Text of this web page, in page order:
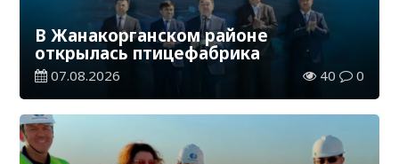
В Жанакорганском районе
открылась птицефабрика
07.08.2026 40 0